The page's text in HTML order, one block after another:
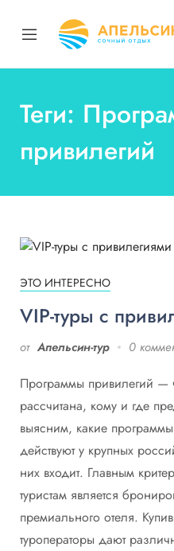
Теги:
привилегий
ЭТО ИНТЕРЕСНО
VIP-туры с
от Апельсин-тур 0
Программы привилегий —
рассчитана, кому и где
выясним, какие
действуют у крупных
них входит. Главным
туристам является
премиального отеля.
туроператоры дают